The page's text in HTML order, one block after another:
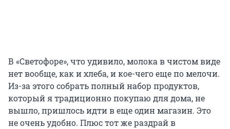
В «Светофоре», что удивило, молока в чистом виде
нет вообще, как и хлеба, и кое-чего еще по мелочи.
Из-за этого собрать полный набор продуктов,
который я традиционно покупаю для дома, не
вышло, пришлось идти в еще один магазин. Это
не очень удобно. Плюс тот же раздрай в